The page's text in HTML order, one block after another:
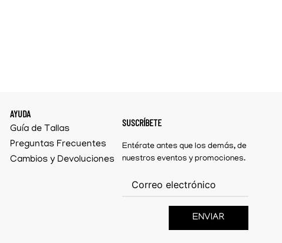
AYUDA
Guía de Tallas
Preguntas Frecuentes
Cambios y Devoluciones
SUSCRÍBETE
Entérate antes que los demás, de
nuestros eventos y promociones.
ENVIAR